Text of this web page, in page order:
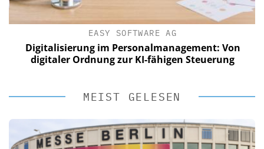
EASY SOFTWARE AG
Digitalisierung im Personalmanagement: Von
digitaler Ordnung zur KI-fähigen Steuerung
MEIST GELESEN